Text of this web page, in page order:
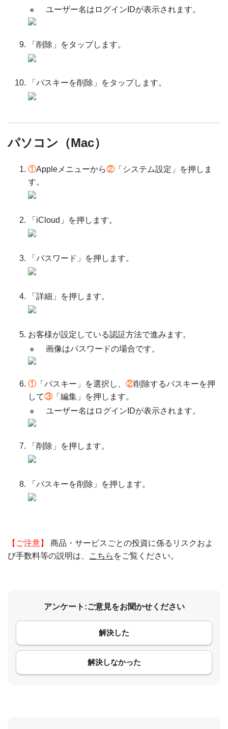
※
ユーザー名はログインIDが表示されます。
「削除」をタップします。
「パスキーを削除」をタップします。
パソコン（Mac）
①Appleメニューから②「システム設定」を押しま
す。
「iCloud」を押します。
「パスワード」を押します。
「詳細」を押します。
お客様が設定している認証方法で進みます。
※
画像はパスワードの場合です。
①「パスキー」を選択し、 ②削除するパスキーを押
して③「編集」を押します。
※
ユーザー名はログインIDが表示されます。
「削除」を押します。
「パスキーを削除」を押します。
【ご注意】
商品・サービスごとの投資に係るリスクおよ
び手数料等の説明は、
こちら をご覧ください。
アンケート:ご意見をお聞かせください
解決した
解決しなかった
コメント